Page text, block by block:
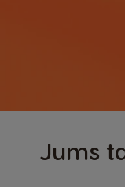
Jums